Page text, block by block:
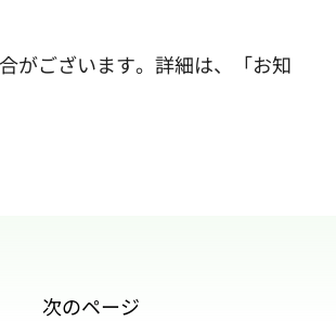
がございます。詳細は、「お知
次のページ